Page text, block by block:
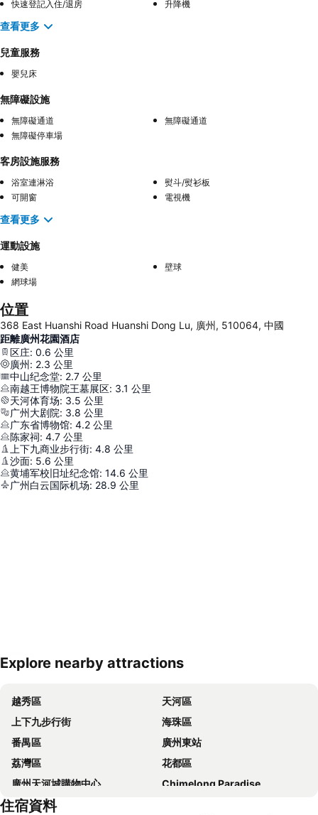
快速登記入住/退房 升降機
查看更多
兒童服務
嬰兒床
無障礙設施
無障礙通道
無障礙通道
無障礙停車場
客房設施服務
浴室連淋浴
熨斗/熨衫板
可開窗
電視機
查看更多
運動設施
健美
壁球
網球場
位置
368 East Huanshi Road Huanshi Dong Lu, 廣州, 510064, 中國
距離廣州花園酒店
区庄: 0.6 公里
廣州: 2.3 公里
中山纪念堂: 2.7 公里
南越王博物院王墓展区: 3.1 公里
天河体育场: 3.5 公里
广州大剧院: 3.8 公里
广东省博物馆: 4.2 公里
陈家祠: 4.7 公里
上下九商业步行街: 4.8 公里
沙面: 5.6 公里
黄埔军校旧址纪念馆: 14.6 公里
广州白云国际机场: 28.9 公里
展開地圖
Explore nearby attractions
越秀區
天河區
上下九步行街
海珠區
番禺區
廣州東站
荔灣區
花都區
廣州天河城購物中心
Chimelong Paradise
白雲區
住宿資料